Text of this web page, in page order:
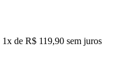
1x de R$ 119,90 sem juros